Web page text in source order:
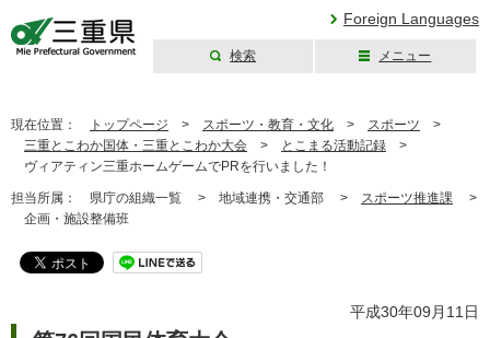
Foreign Languages
検索 メニュー
現在位置： トップページ > スポーツ・教育・文化 > スポーツ >
三重とこわか国体・三重とこわか大会 > とこまる活動記録 >
ヴィアティン三重ホームゲームでPRを行いました！
担当所属： 県庁の組織一覧 > 地域連携・交通部 > スポーツ推進課 >
企画・施設整備班
平成30年09月11日